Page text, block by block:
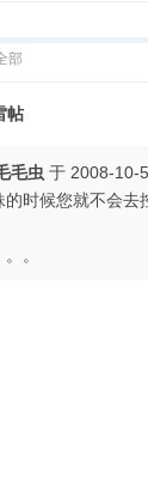
部
帖
毛虫 于 2008-10-
时候您就不会去
。